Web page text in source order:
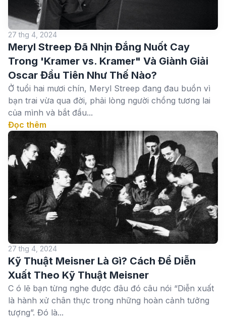
27 thg 4, 2024
Meryl Streep Đã Nhịn Đắng Nuốt Cay
Trong 'Kramer vs. Kramer" Và Giành Giải
Oscar Đầu Tiên Như Thế Nào?
Ở tuổi hai mươi chín, Meryl Streep đang đau buồn vì
bạn trai vừa qua đời, phải lòng người chồng tương lai
của mình và bắt đầu...
Đọc thêm
27 thg 4, 2024
Kỹ Thuật Meisner Là Gì? Cách Để Diễn
Xuất Theo Kỹ Thuật Meisner
C ó lẽ bạn từng nghe được đâu đó câu nói “Diễn xuất
là hành xử chân thực trong những hoàn cảnh tưởng
tượng”. Đó là...